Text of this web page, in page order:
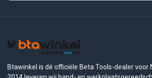
Btawinkel is dé officiële Beta Tools-dealer voor